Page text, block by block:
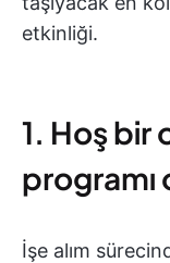
etkinliği.
1. Hoş bir
programı
İşe alım